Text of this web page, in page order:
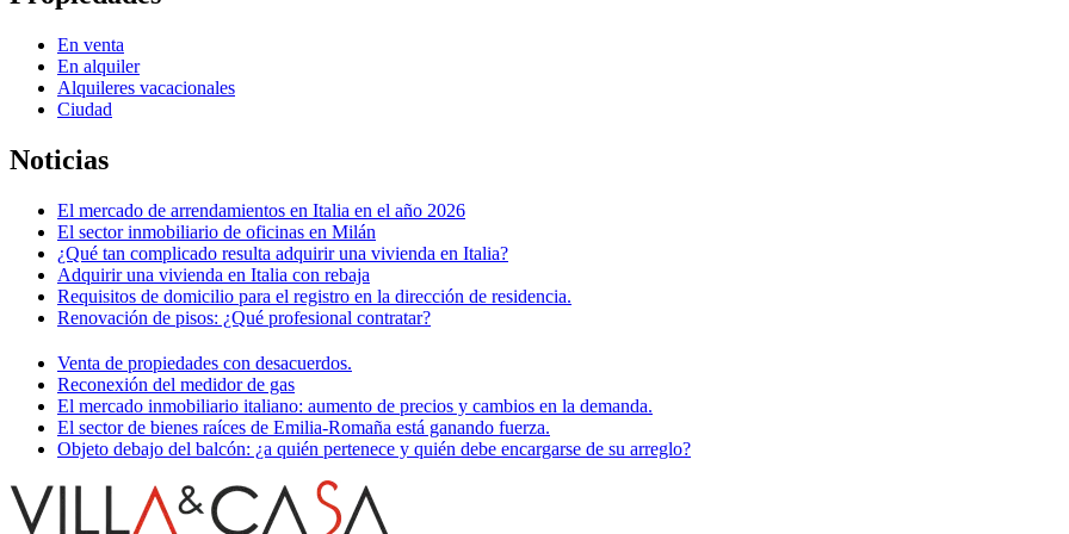
En venta
En alquiler
Alquileres vacacionales
Ciudad
Noticias
El mercado de arrendamientos en Italia en el año 2026
El sector inmobiliario de oficinas en Milán
¿Qué tan complicado resulta adquirir una vivienda en Italia?
Adquirir una vivienda en Italia con rebaja
Requisitos de domicilio para el registro en la dirección de residencia.
Renovación de pisos: ¿Qué profesional contratar?
Venta de propiedades con desacuerdos.
Reconexión del medidor de gas
El mercado inmobiliario italiano: aumento de precios y cambios en la demanda.
El sector de bienes raíces de Emilia-Romaña está ganando fuerza.
Objeto debajo del balcón: ¿a quién pertenece y quién debe encargarse de su arreglo?